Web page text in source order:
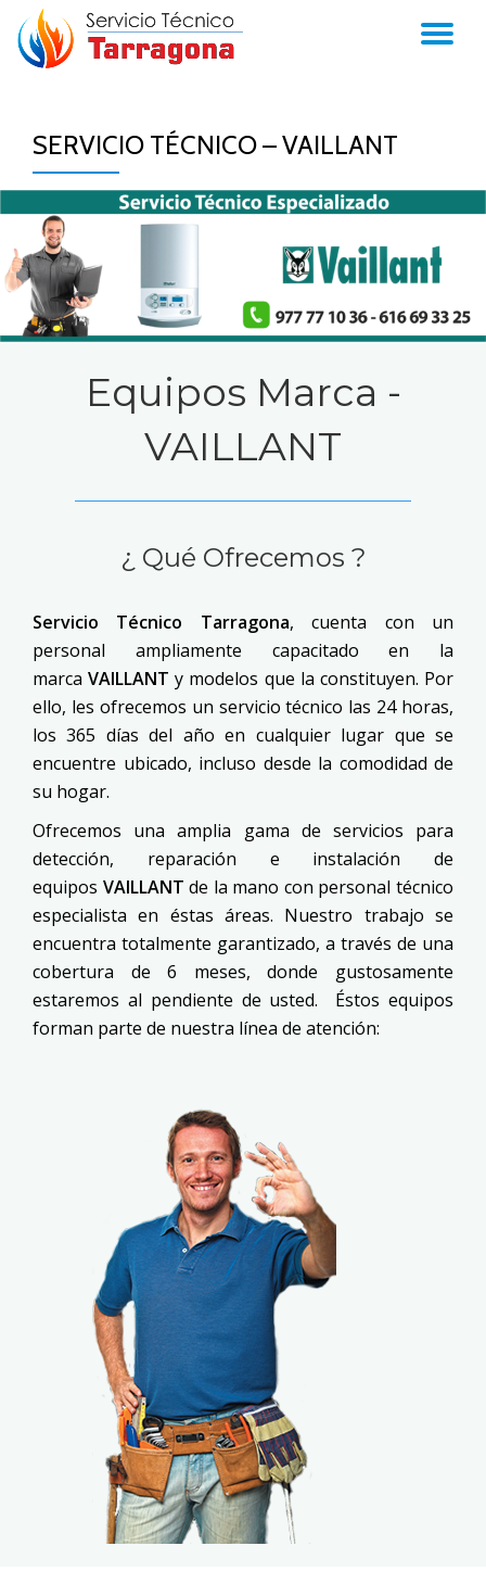
Skip
SERVICIO TÉCNICO – VAILLANT
Equipos Marca -
VAILLANT
¿ Qué Ofrecemos ?
Servicio Técnico Tarragona, cuenta con un
personal ampliamente capacitado en la
marca VAILLANTy modelos que la constituyen. Por
ello, les ofrecemos un servicio técnico las 24 horas,
los 365 días del año en cualquier lugar que se
encuentre ubicado, incluso desde la comodidad de
su hogar.
Ofrecemos una amplia gama de servicios para
detección, reparación e instalación de
equipos VAILLANT de la mano con personal técnico
especialista en éstas áreas. Nuestro trabajo se
encuentra totalmente garantizado, a través de una
cobertura de 6 meses, donde gustosamente
estaremos al pendiente de usted. Éstos equipos
forman parte de nuestra línea de atención: